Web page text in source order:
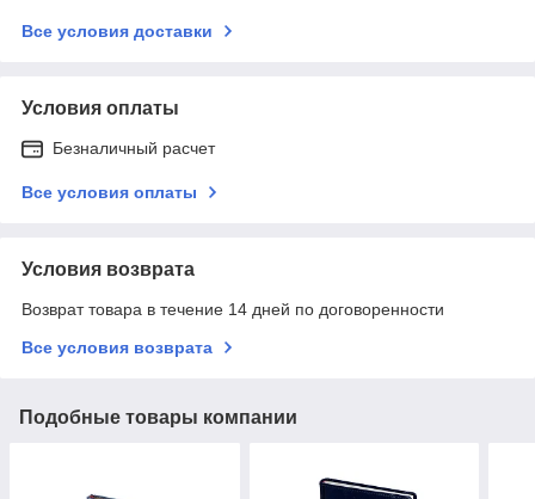
Все условия доставки
Условия оплаты
Безналичный расчет
Все условия оплаты
Условия возврата
Возврат товара в течение 14 дней по договоренности
Все условия возврата
Подобные товары компании